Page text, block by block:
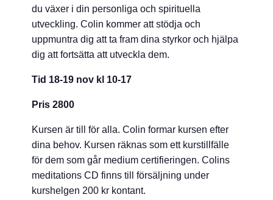
du växer i din personliga och spirituella
utveckling. Colin kommer att stödja och
uppmuntra dig att ta fram dina styrkor och hjälpa
dig att fortsätta att utveckla dem.
Tid 18-19 nov kl 10-17
Pris 2800
Kursen är till för alla. Colin formar kursen efter
dina behov. Kursen räknas som ett kurstillfälle
för dem som går medium certifieringen. Colins
meditations CD finns till försäljning under
kurshelgen 200 kr kontant.